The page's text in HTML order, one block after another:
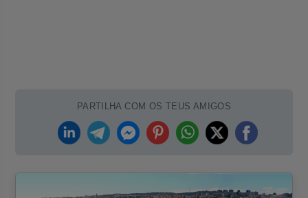
PARTILHA COM OS TEUS AMIGOS